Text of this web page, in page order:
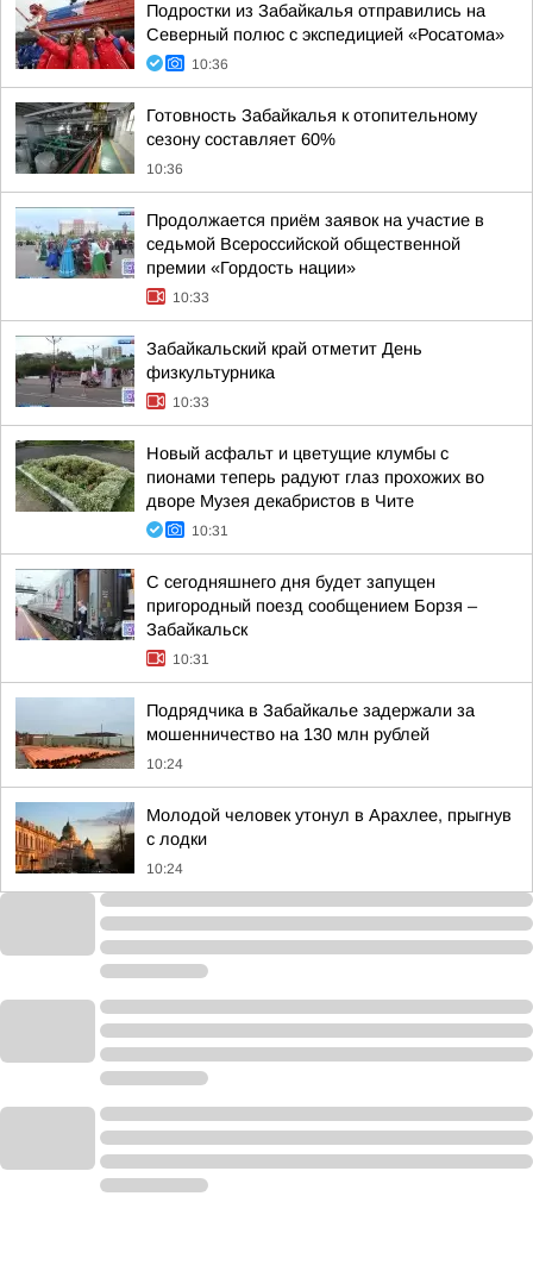
Подростки из Забайкалья отправились на
Северный полюс с экспедицией «Росатома»
10:36
Готовность Забайкалья к отопительному
сезону составляет 60%
10:36
Продолжается приём заявок на участие в
седьмой Всероссийской общественной
премии «Гордость нации»
10:33
Забайкальский край отметит День
физкультурника
10:33
Новый асфальт и цветущие клумбы с
пионами теперь радуют глаз прохожих во
дворе Музея декабристов в Чите
10:31
С сегодняшнего дня будет запущен
пригородный поезд сообщением Борзя –
Забайкальск
10:31
Подрядчика в Забайкалье задержали за
мошенничество на 130 млн рублей
10:24
Молодой человек утонул в Арахлее, прыгнув
с лодки
10:24